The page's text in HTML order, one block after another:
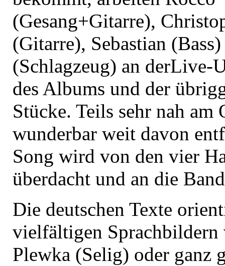
(Gesang+Gitarre),
(Gitarre), Sebastian
(Schlagzeug) an derLive-
des Albums und der
Stücke. Teils sehr nah
wunderbar weit davon
Song wird von den vier
überdacht und an die
Die deutschen Texte
vielfältigen Sprachbildern
Plewka (Selig) oder ganz